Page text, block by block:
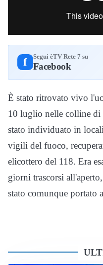
f Segui èTV Rete 7 su
Facebook
È stato ritrovato vivo
10 luglio nelle colline di
stato individuato in
vigili del fuoco,
elicottero del 118. Era
giorni trascorsi
stato comunque portato